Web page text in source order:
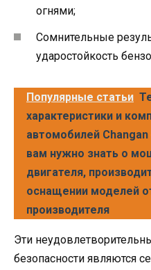
огнями;
Сомнительные
ударостойкость
Популярные статьи
характеристики и
автомобилей Changan
вам нужно знать о
двигателя,
оснащении моделей
производителя
Эти
безопасности являются